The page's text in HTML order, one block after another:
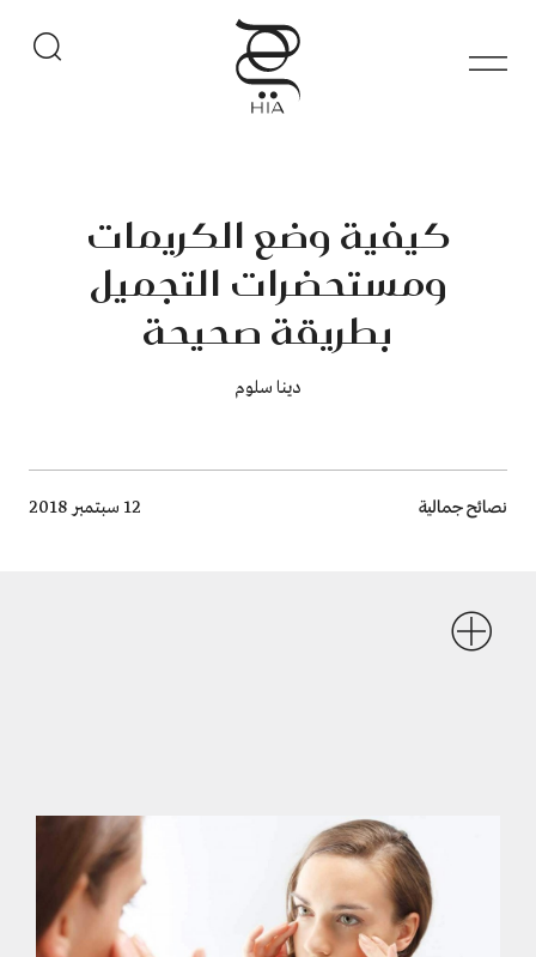
كيفية وضع الكريمات
ومستحضرات التجميل
بطريقة صحيحة
دينا سلوم
Breadcrumb
نصائح جمالية